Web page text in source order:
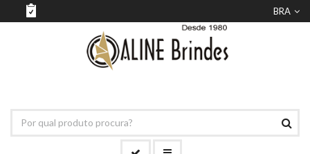
BRA